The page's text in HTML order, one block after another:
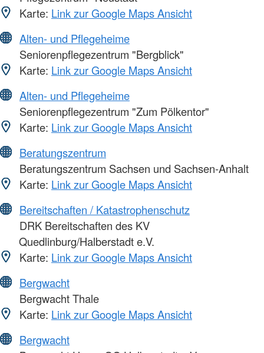
Karte: Link zur Google Maps Ansicht
Alten- und Pflegeheime
Seniorenpflegezentrum "Bergblick"
Karte: Link zur Google Maps Ansicht
Alten- und Pflegeheime
Seniorenpflegezentrum "Zum Pölkentor"
Karte: Link zur Google Maps Ansicht
Beratungszentrum
Beratungszentrum Sachsen und Sachsen-Anhalt
Karte: Link zur Google Maps Ansicht
Bereitschaften / Katastrophenschutz
DRK Bereitschaften des KV
Quedlinburg/Halberstadt e.V.
Karte: Link zur Google Maps Ansicht
Bergwacht
Bergwacht Thale
Karte: Link zur Google Maps Ansicht
Bergwacht